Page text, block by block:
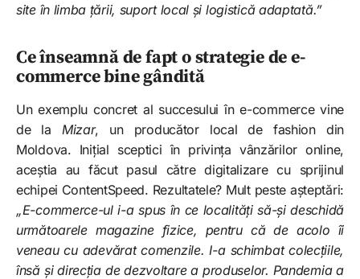
site în limba țării, suport local și logistică adaptată.”
Ce înseamnă de fapt o strategie de e-
commerce bine gândită
Un exemplu concret al succesului în e-commerce vine
de la Mizar, un producător local de fashion din
Moldova. Inițial sceptici în privința vânzărilor online,
aceștia au făcut pasul către digitalizare cu sprijinul
echipei ContentSpeed. Rezultatele? Mult peste așteptări:
„E-commerce-ul i-a spus în ce localități să-și deschidă
următoarele magazine fizice, pentru că de acolo îi
veneau cu adevărat comenzile. I-a schimbat colecțiile,
însă și direcția de dezvoltare a produselor. Pandemia a